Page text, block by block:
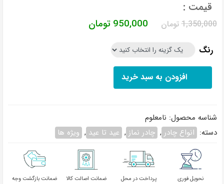
قیمت :
تومان 1,350,000
قیمت
تومان1,350,000
بود.
تومان 950,000
رنگ
افزودن به سبد خرید
شناسه محصول: نامعلوم
دسته: انواع چادر , چادر نماز , عید تا عید , ویژه ها
نحویل فوری پرداخت در محل ضمانت اصالت کالا ضمانت بازگشت وجه